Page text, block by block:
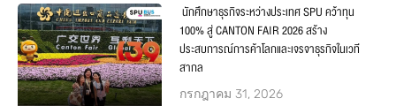
นักศึกษาธุรกิจระหว่างประเทศ SPU คว้าทุน
100% สู่ CANTON FAIR 2026 สร้าง
ประสบการณ์การค้าโลกและเจรจาธุรกิจในเวที
สากล
กรกฎาคม 31, 2026